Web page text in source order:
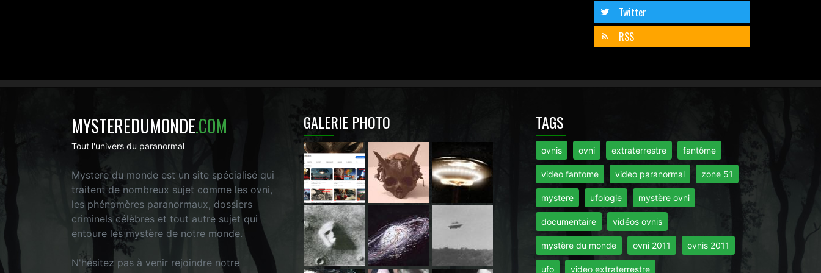
Twitter
RSS
MYSTEREDUMONDE.COM
Tout l'univers du paranormal
Mystere du monde est un site spécialisé qui
traitent de nombreux sujet comme les ovni,
les phénomères paranormaux, dossiers
criminels célèbres et tout autre sujet qui
entoure les mystère de notre monde.
N'hésitez pas à venir rejoindre notre
GALERIE PHOTO TAGS
ovnis ovni extraterrestre fantôme
video fantome video paranormal zone 51
mystere ufologie mystère ovni
documentaire vidéos ovnis
mystère du monde ovni 2011 ovnis 2011
ufo video extraterrestre